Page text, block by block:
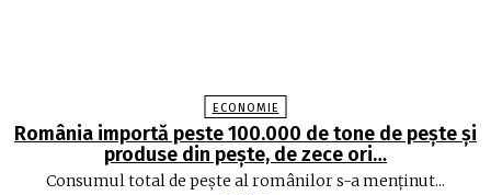
ECONOMIE
România importă peste 100.000 de tone de peşte şi
produse din peşte, de zece ori…
Consumul total de peşte al ro­mâ­nilor s-a menţinut...